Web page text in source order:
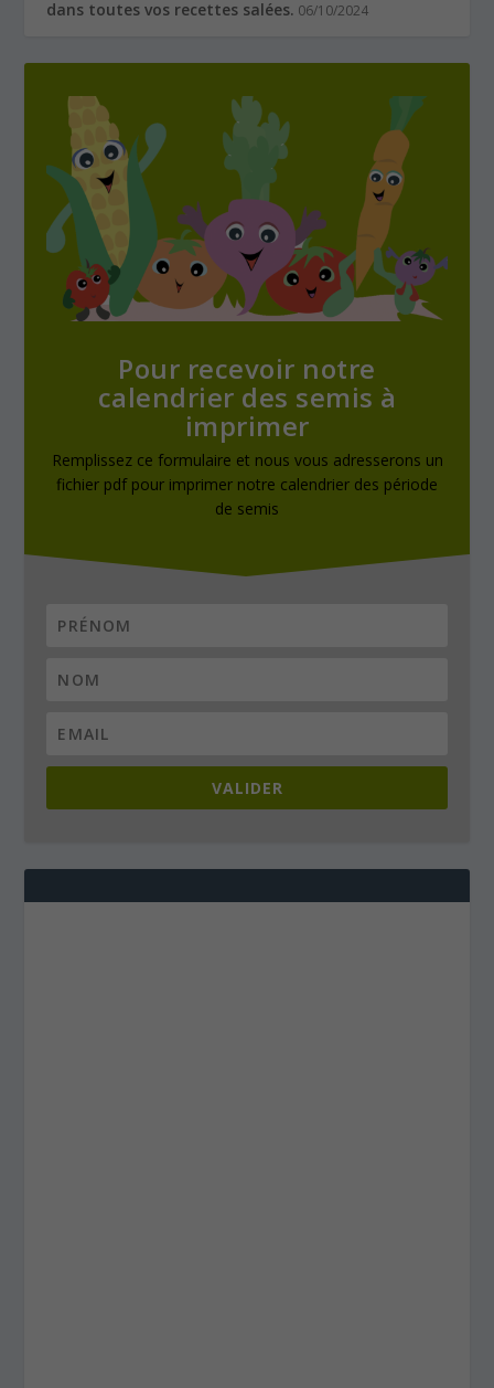
dans toutes vos recettes salées. 06/10/2024
Pour recevoir notre
calendrier des semis à
imprimer
Remplissez ce formulaire et nous vous adresserons un
fichier pdf pour imprimer notre calendrier des période
de semis
VALIDER